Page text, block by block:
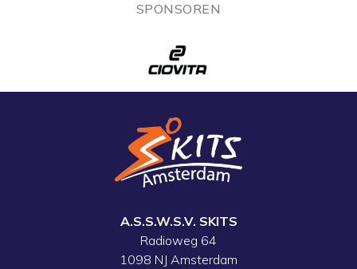
SPONSOREN
A.S.S.W.S.V. SKITS
Radioweg 64
1098 NJ Amsterdam